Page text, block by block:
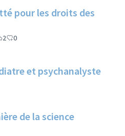
pour les droits des
2 0
et psychanalyste
de la science